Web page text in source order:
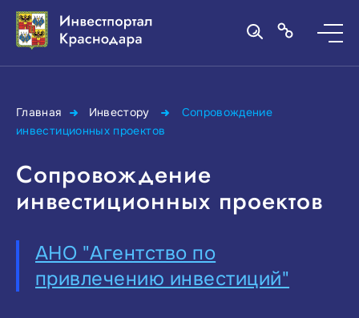
Главная Инвестору
Сопровождение
инвестиционных проектов
Сопровождение
инвестиционных проектов
АНО "Агентство по
привлечению инвестиций"